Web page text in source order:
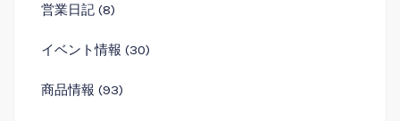
営業⽇記 (8)
イベント情報 (30)
商品情報 (93)